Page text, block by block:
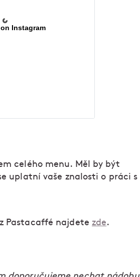
Instagram
celého menu. Měl by být
uplatní vaše znalosti o práci s
Pastacaffé najdete zde.